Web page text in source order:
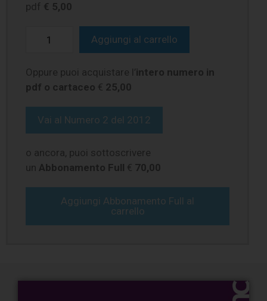
pdf € 5,00
Aggiungi al carrello
Oppure puoi acquistare l’intero numero in
pdf o cartaceo € 25,00
Vai al Numero 2 del 2012
o ancora, puoi sottoscrivere
un Abbonamento Full € 70,00
Aggiungi Abbonamento Full al
carrello